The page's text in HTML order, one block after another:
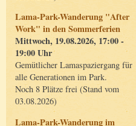
Lama-Park-Wanderung "After
Work" in den Sommerferien
Mittwoch, 19.08.2026, 17:00 -
19:00 Uhr
Gemütlicher Lamaspaziergang für
alle Generationen im Park.
Noch 8 Plätze frei (Stand vom
03.08.2026)
Lama-Park-Wanderung im